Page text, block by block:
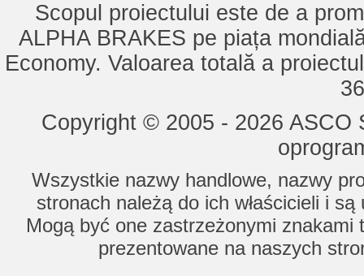
Scopul proiectului este de a
ALPHA BRAKES pe piața
Economy. Valoarea totală a
Copyright © 2005 - 2026
Wszystkie nazwy handlowe, nazwy
stronach należą do ich właścicieli i
Mogą być one zastrzeżonymi znakami
prezentowane na naszych